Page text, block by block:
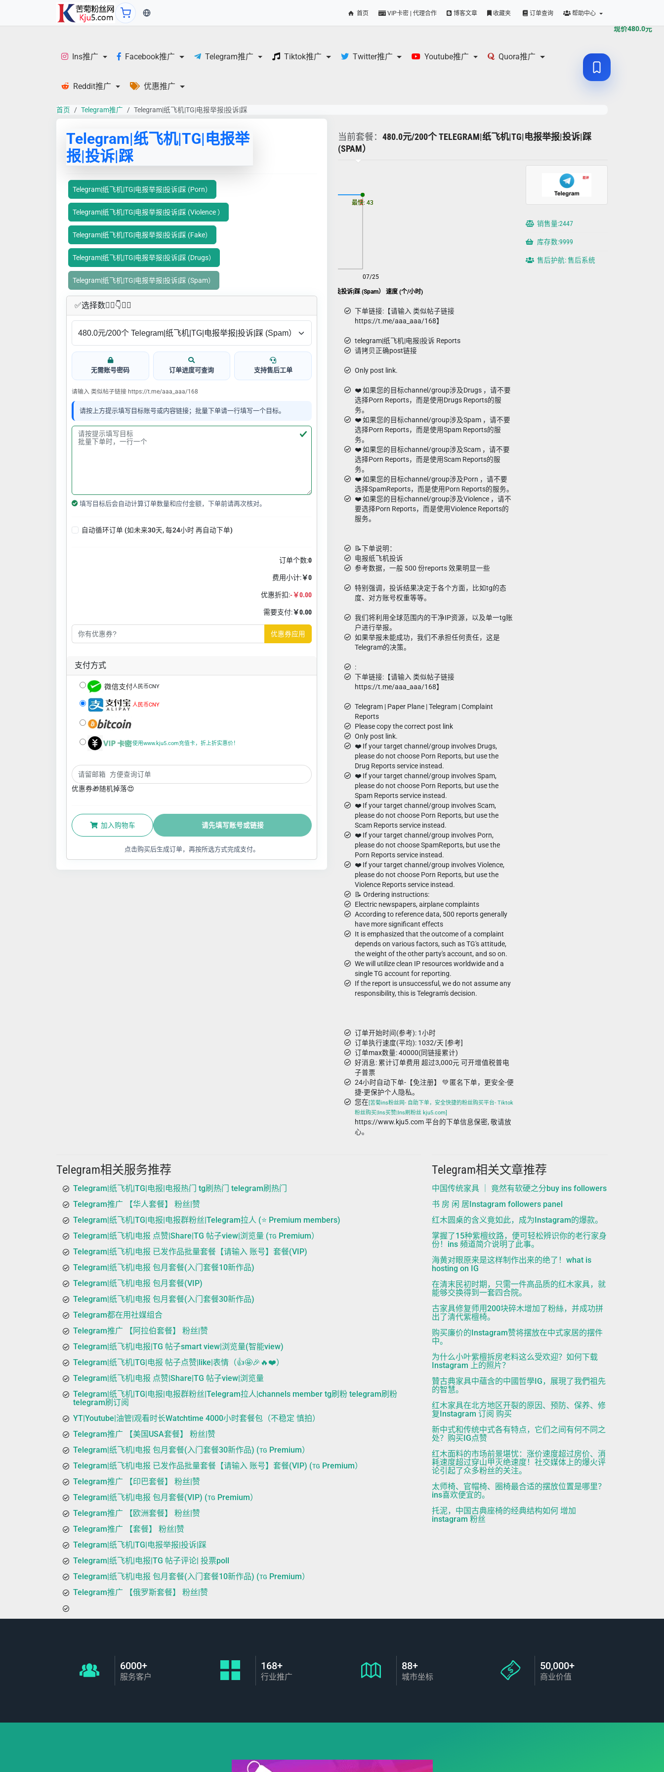
当前语言：中文 首页 VIP卡密 | 代理合作 博客文章 收藏夹 订单查询 帮助中心
Ins推广 Facebook推广 Telegram推广 Tiktok推广 Twitter推广 Youtube推广 Quora推广
Reddit推广 优惠推广
首页 Telegram推广 Telegram|纸飞机|TG|电报举报|投诉|踩
Telegram|纸飞机|TG|电报举
报|投诉|踩
Telegram|纸飞机|TG|电报举报|投诉|踩 (Porn）
Telegram|纸飞机|TG|电报举报|投诉|踩 (Violence ）
Telegram|纸飞机|TG|电报举报|投诉|踩 (Fake）
Telegram|纸飞机|TG|电报举报|投诉|踩 (Drugs）
Telegram|纸飞机|TG|电报举报|投诉|踩 (Spam）
✅​选择数👇🏻​​👇👇🏻​​
无需账号密码 订单进度可查询 支持售后工单
请输入 类似帖子链接 https://t.me/aaa_aaa/168
请按上方提示填写目标账号或内容链接；批量下单请一行填写一个目标。
填写目标后会自动计算订单数量和应付金额，下单前请再次核对。
自动循环订单 (如未来30天, 每24小时 再自动下单)
订单个数:0
费用小计:￥0
优惠折扣:-￥0.00
需要支付:￥0.00
优惠券应用
支付方式
人民币CNY
人民币CNY
使用www.kju5.com充值卡，折上折实惠价！
优惠券🎁随机掉落😍
加入购物车 请先填写账号或链接
点击购买后生成订单，再按所选方式完成支付。
现价480.0元
当前套餐： 480.0元/200个 TELEGRAM|纸飞机|TG|电报举报|投诉|踩
(SPAM）
Telegram|纸飞机|TG|电报举报|投诉|踩 (Spam） 速度 (个/小时)
07/25
最慢: 43
最快: 43
下单链接:【请输入 类似帖子链接
https://t.me/aaa_aaa/168】
telegram|纸飞机|电报|投诉 Reports
请拷贝正确post链接
Only post link.
❤️ 如果您的目标channel/group涉及Drugs ，请不要
选择Porn Reports，而是使用Drugs Reports的服
务。
❤️ 如果您的目标channel/group涉及Spam ，请不要
选择Porn Reports，而是使用Spam Reports的服
务。
❤️ 如果您的目标channel/group涉及Scam ，请不要
选择Porn Reports，而是使用Scam Reports的服
务。
❤️ 如果您的目标channel/group涉及Porn ，请不要
选择SpamReports，而是使用Porn Reports的服务。
❤️ 如果您的目标channel/group涉及Violence ，请不
要选择Porn Reports，而是使用Violence Reports的
服务。
📝下单说明：
电报纸飞机投诉
参考数据，一般 500 份reports 效果明显一些
特别强调，投诉结果决定于各个方面，比如tg的态
度、对方账号权重等等。
我们将利用全球范围内的干净IP资源，以及单一tg账
户进行举报。
如果举报未能成功，我们不承担任何责任，这是
Telegram的决策。
:
下单链接:【请输入 类似帖子链接
https://t.me/aaa_aaa/168】
Telegram | Paper Plane | Telegram | Complaint
Reports
Please copy the correct post link
Only post link.
❤️ If your target channel/group involves Drugs,
please do not choose Porn Reports, but use the
Drug Reports service instead.
❤️ If your target channel/group involves Spam,
please do not choose Porn Reports, but use the
Spam Reports service instead.
❤️ If your target channel/group involves Scam,
please do not choose Porn Reports, but use the
Scam Reports service instead.
❤️ If your target channel/group involves Porn,
please do not choose SpamReports, but use the
Porn Reports service instead.
❤️ If your target channel/group involves Violence,
please do not choose Porn Reports, but use the
Violence Reports service instead.
📝 Ordering instructions:
Electric newspapers, airplane complaints
According to reference data, 500 reports generally
have more significant effects
It is emphasized that the outcome of a complaint
depends on various factors, such as TG's attitude,
the weight of the other party's account, and so on.
We will utilize clean IP resources worldwide and a
single TG account for reporting.
If the report is unsuccessful, we do not assume any
responsibility, this is Telegram's decision.
订单开始时间(参考): 1小时
订单执行速度(平均): 1032/天 [参考]
订单max数量: 40000(同链接累计)
好消息: 累计订单费用 超过3,000元 可开增值税普电
子普票
24小时自动下单-【免注册】 💚 匿名下单，更安全-便
捷-更保护个人隐私。
您在[苦菊ins粉丝网- 自助下单，安全快捷的粉丝购买平台- Tiktok
粉丝购买|Ins买赞|Ins刷粉丝 kju5.com]
https://www.kju5.com 平台的下单信息保密, 敬请放
心。
销售量:2447
库存数:9999
售后护航: 售后系统
Telegram相关服务推荐
Telegram|纸飞机|TG|电报|电报热门 tg刷热门 telegram刷热门
Telegram推广 【华人套餐】 粉丝|赞
Telegram|纸飞机|TG|电报|电报群粉丝|Telegram拉人 (⭐ Premium members)
Telegram|纸飞机|电报 点赞|Share|TG 帖子view|浏览量 (ᴛɢ Premium）
Telegram|纸飞机|电报 已发作品批量套餐【请输入 账号】套餐(VIP)
Telegram|纸飞机|电报 包月套餐(入门套餐10新作品)
Telegram|纸飞机|电报 包月套餐(VIP)
Telegram|纸飞机|电报 包月套餐(入门套餐30新作品)
Telegram都在用社媒组合
Telegram推广 【阿拉伯套餐】 粉丝|赞
Telegram|纸飞机|电报|TG 帖子smart view|浏览量(智能view)
Telegram|纸飞机|TG|电报 帖子点赞|like|表情（👍🤩🎉🔥❤️）
Telegram|纸飞机|电报 点赞|Share|TG 帖子view|浏览量
Telegram|纸飞机|TG|电报|电报群粉丝|Telegram拉人|channels member tg刷粉 telegram刷粉
telegram刷订阅
YT|Youtube|油管|观看时长Watchtime 4000小时套餐包（不稳定 慎拍）
Telegram推广 【美国USA套餐】 粉丝|赞
Telegram|纸飞机|电报 包月套餐(入门套餐30新作品) (ᴛɢ Premium）
Telegram|纸飞机|电报 已发作品批量套餐【请输入 账号】套餐(VIP) (ᴛɢ Premium）
Telegram推广 【印巴套餐】 粉丝|赞
Telegram|纸飞机|电报 包月套餐(VIP) (ᴛɢ Premium）
Telegram推广 【欧洲套餐】 粉丝|赞
Telegram推广 【套餐】 粉丝|赞
Telegram|纸飞机|TG|电报举报|投诉|踩
Telegram|纸飞机|电报|TG 帖子评论| 投票poll
Telegram|纸飞机|电报 包月套餐(入门套餐10新作品) (ᴛɢ Premium）
Telegram推广 【俄罗斯套餐】 粉丝|赞
Telegram相关文章推荐
中国传统家具 ｜ 竟然有软硬之分buy ins followers
书 房 闲 居Instagram followers panel
红木圆桌的含义竟如此，成为Instagram的爆款。
掌握了15种紫檀纹路，便可轻松辨识你的老行家身
份！ins 頻道简介说明了此事。
海黄对眼原来是这样制作出来的绝了！what is
hosting on IG
在清末民初时期，只需一件高品质的红木家具，就
能够交换得到一套四合院。
古家具修复师用200块碎木增加了粉絲，并成功拼
出了清代紫檀椅。
购买廉价的Instagram赞将摆放在中式家居的摆件
中。
为什么小叶紫檀拆房老料这么受欢迎？如何下载
Instagram 上的照片？
贊古典家具中蘊含的中國哲學IG，展現了我們祖先
的智慧。
红木家具在北方地区开裂的原因、预防、保养、修
复Instagram 订阅 购买
新中式和传统中式各有特点，它们之间有何不同之
处？购买IG点赞
红木面料的市场前景堪忧：涨价速度超过房价、消
耗速度超过穿山甲灭绝速度！社交媒体上的爆火评
论引起了众多粉丝的关注。
太师椅、官帽椅、圈椅最合适的摆放位置是哪里？
ins喜欢便宜的。
托泥，中国古典座椅的经典结构如何 增加
instagram 粉丝
6000+
服务客户
168+
行业推广
88+
城市坐标
50,000+
商业价值